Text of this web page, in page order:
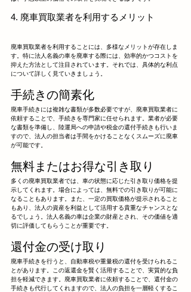
4. 廃車買取業者を利用するメリット
廃車買取業者を利用することには、多様なメリットが存在しま
す。特に法人名義の車を廃車する際には、効率的かつコストを
抑えた方法として注目されています。それでは、具体的な利点
について詳しく見ていきましょう。
手続きの簡素化
廃車手続きには複雑な書類が多数必要ですが、廃車買取業者に
依頼することで、手続きを専門家に任せられます。業者が必要
な書類を準備し、陸運局への申請や税金の還付手続きも行いま
すので、法人の担当者は手間をかけることなくスムーズに廃車
が可能です。
無料またはお得な引き取り
多くの廃車買取業者では、車の状態に応じた引き取り価格を提
示してくれます。場合によっては、無料での引き取りが可能に
なることもあります。また、一定の買取価格が提示されること
もあり、法人の資産を利益として活用する貴重なチャンスとな
るでしょう。法人名義の車は企業の財産とされ、その価値を適
切に評価してもらうことが重要です。
還付金の受け取り
廃車手続きを行うと、自動車税や重量税の還付を受けられるこ
とがあります。この返還金を賢く活用することで、実質的な負
担を軽減できます。廃車買取業者に依頼することで、還付金の
手続きも代行してくれますので、法人の負担を一層軽くするこ